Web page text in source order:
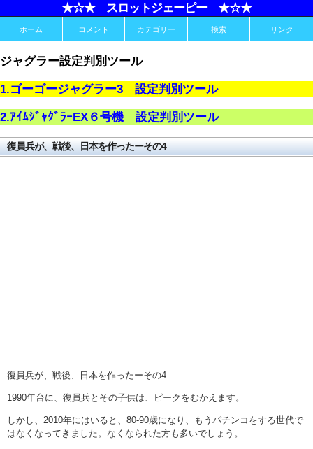
★☆★ スロットジェーピー ★☆★
ホーム コメント カテゴリー 検索 リンク
ジャグラー設定判別ツール
1.ゴーゴージャグラー3 設定判別ツール
2.ｱｲﾑｼﾞｬｸﾞﾗｰEX６号機 設定判別ツール
復員兵が、戦後、日本を作ったーその4
復員兵が、戦後、日本を作ったーその4
1990年台に、復員兵とその子供は、ピークをむかえます。
しかし、2010年にはいると、80-90歳になり、もうパチンコをする世代で
はなくなってきました。なくなられた方も多いでしょう。